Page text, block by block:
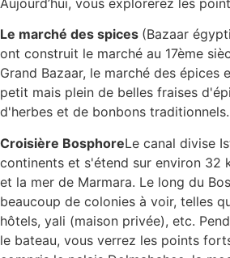
Le marché des spices (Bazaar
ont construit le marché au 17ème
Grand Bazaar, le marché des épices
petit mais plein de belles fraises
d'herbes et de bonbons traditionnels.
Croisière BosphoreLe canal divise
continents et s'étend sur environ 32
et la mer de Marmara. Le long du
beaucoup de colonies à voir, telles
hôtels, yali (maison privée), etc.
le bateau, vous verrez les points